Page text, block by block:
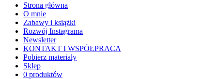
Strona główna
O mnie
Zabawy i książki
Rozwój Instagrama
Newsletter
KONTAKT I WSPÓŁPRACA
Pobierz materiały
Sklep
0 produktów